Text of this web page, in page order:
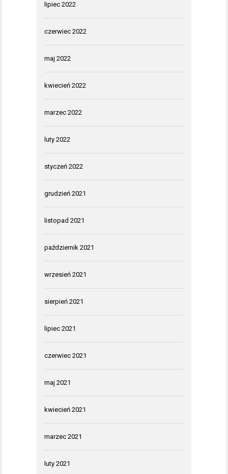
lipiec 2022
czerwiec 2022
maj 2022
kwiecień 2022
marzec 2022
luty 2022
styczeń 2022
grudzień 2021
listopad 2021
październik 2021
wrzesień 2021
sierpień 2021
lipiec 2021
czerwiec 2021
maj 2021
kwiecień 2021
marzec 2021
luty 2021